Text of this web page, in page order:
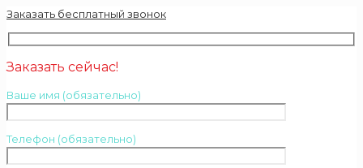
Заказать бесплатный звонок
Заказать сейчас!
Ваше имя (обязательно)
Телефон (обязательно)